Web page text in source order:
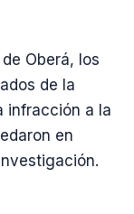
Oberá, los
de la
infracción a la
en